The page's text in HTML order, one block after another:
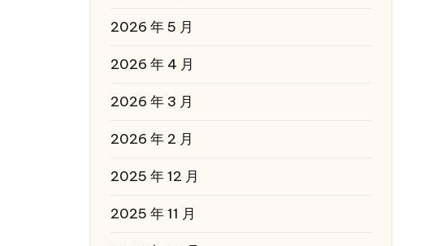
2026 年 5 月
2026 年 4 月
2026 年 3 月
2026 年 2 月
2025 年 12 月
2025 年 11 月